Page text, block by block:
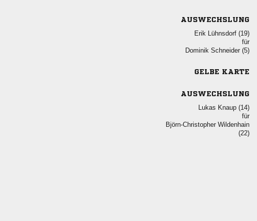
AUSWECHSLUNG
  
für
  
GELBE KARTE
AUSWECHSLUNG
  
für
 
